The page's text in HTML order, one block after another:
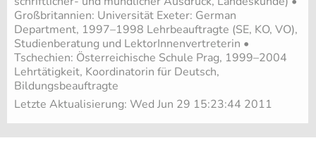
Großbritannien: Universität Exeter: German
Department, 1997–1998 Lehrbeauftragte (SE, KO, VO),
Studienberatung und LektorInnenvertreterin •
Tschechien: Österreichische Schule Prag, 1999–2004
Lehrtätigkeit, Koordinatorin für Deutsch,
Bildungsbeauftragte
Letzte Aktualisierung: Wed Jun 29 15:23:44 2011